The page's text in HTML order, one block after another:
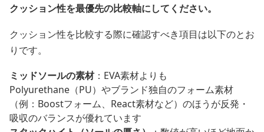
クッション性を最優先の比較軸にしてください。
クッション性を比較する際に確認すべき項目は以下のとお
りです。
ミッドソールの素材：EVA素材よりも
Polyurethane（PU）やブランド独自のフォーム素材
（例：Boostフォーム、React素材など）のほうが反発・
吸収のバランスが優れています